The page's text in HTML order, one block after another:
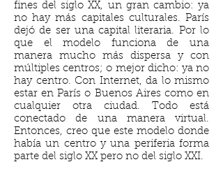
fines del siglo XX, un gran cambio: ya
no hay más capitales culturales. París
dejó de ser una capital literaria. Por lo
que el modelo funciona de una
manera mucho más dispersa y con
múltiples centros; o mejor dicho: ya no
hay centro. Con Internet, da lo mismo
estar en París o Buenos Aires como en
cualquier otra ciudad. Todo está
conectado de una manera virtual.
Entonces, creo que este modelo donde
había un centro y una periferia forma
parte del siglo XX pero no del siglo XXI.